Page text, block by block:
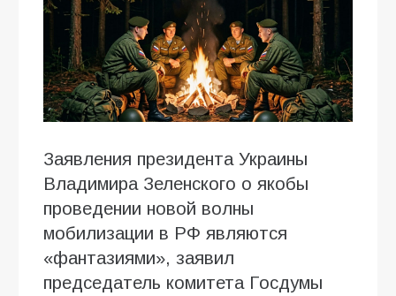
Заявления президента Украины
Владимира Зеленского о якобы
проведении новой волны
мобилизации в РФ являются
«фантазиями», заявил
председатель комитета Госдумы